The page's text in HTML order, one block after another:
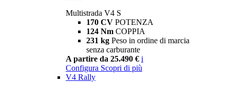
Multistrada V4 S
170 CV POTENZA
124 Nm COPPIA
231 kg Peso in ordine di marcia
senza carburante
A partire da 25.490 € i
Configura Scopri di più
V4 Rally